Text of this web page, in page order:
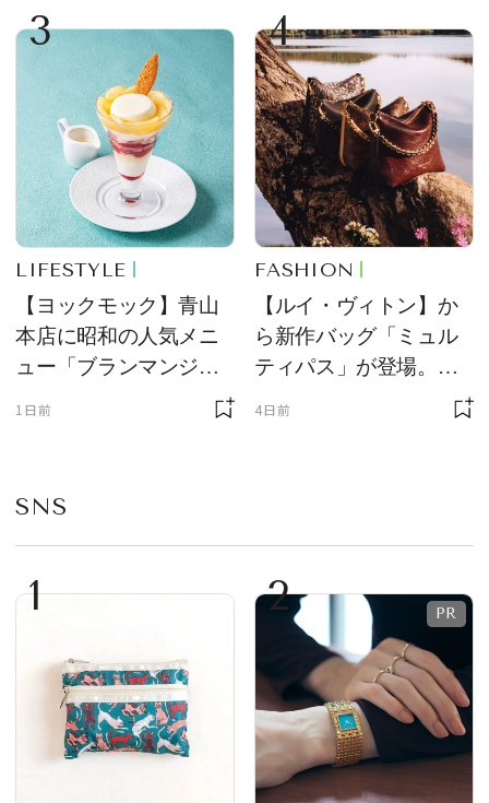
3
LIFESTYLE
【ヨックモック】青山
本店に昭和の人気メニ
ュー「ブランマンジ
ェ」「ダックワーズ」
1日前
4
FASHION
【ルイ・ヴィトン】か
ら新作バッグ「ミュル
ティパス」が登場。ミ
ニサイズもラインナッ
4日前
SNS
1 2